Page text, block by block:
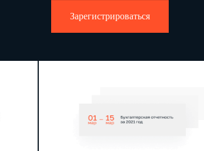
Зарегистрироваться